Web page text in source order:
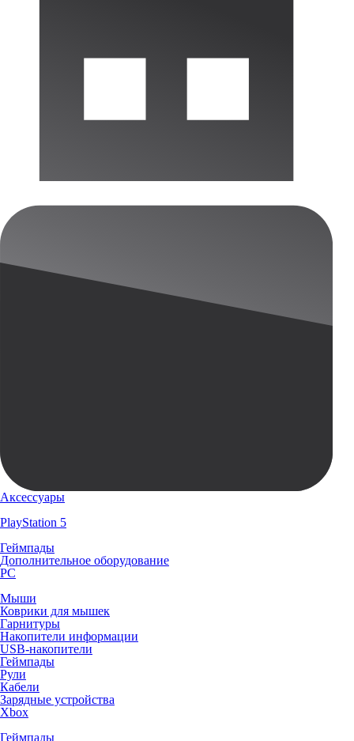
Аксессуары
PlayStation 5
Геймпады
Дополнительное оборудование
PC
Мыши
Коврики для мышек
Гарнитуры
Накопители информации
USB-накопители
Геймпады
Рули
Кабели
Зарядные устройства
Xbox
Геймпады